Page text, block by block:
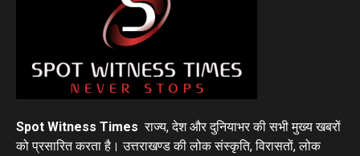
Spot Witness Times राज्य, देश और दुनियाभर की सभी मुख्य खबरों
को प्रसारित करता है। उत्तराखण्ड की लोक संस्कृति, विरासतों, लोक